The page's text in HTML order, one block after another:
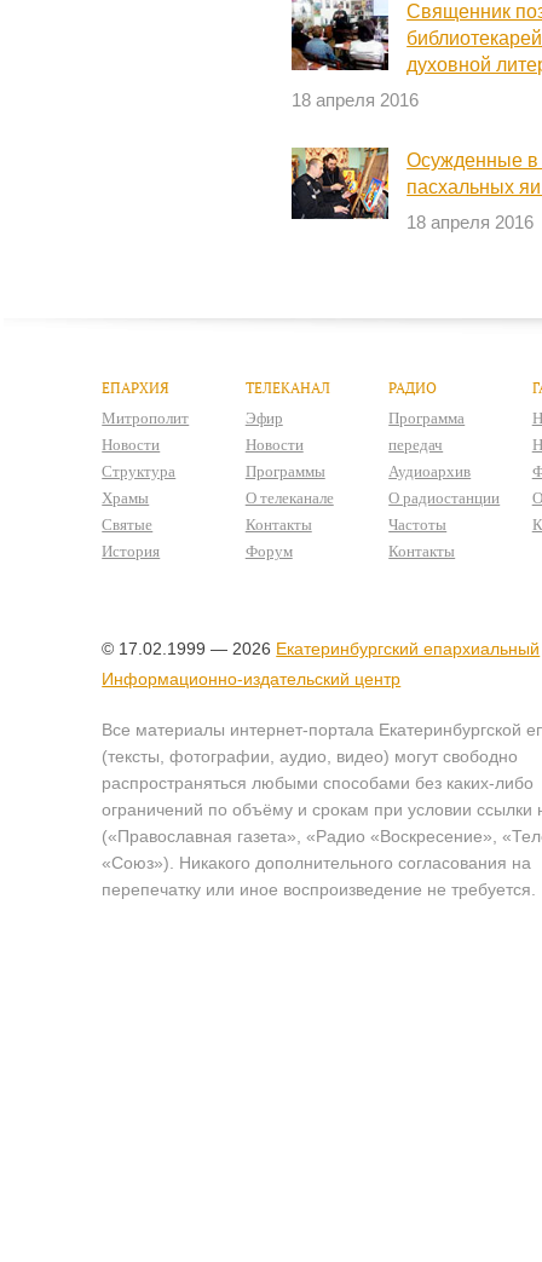
Священник
духовной
18 апреля 2016
Осужденные в
пасхальных
18 апреля 2016
ЕПАРХИЯ
Митрополит
Новости
Структура
Храмы
Святые
История
ТЕЛЕКАНАЛ
Эфир
Новости
Программы
О телеканале
Контакты
Форум
РАДИО
Программа
передач
Аудиоархив
О радиостанции
Частоты
Контакты
© 17.02.1999 — 2026 Екатеринбургский епархиальный
Информационно-издательский центр
Все материалы интернет-портала Екатеринбургской
(тексты, фотографии, аудио, видео) могут свободно
распространяться любыми способами без каких-либо
ограничений по объёму и срокам при условии ссылки
(«Православная газета», «Радио «Воскресение»,
«Союз»). Никакого дополнительного согласования на
перепечатку или иное воспроизведение не требуется.